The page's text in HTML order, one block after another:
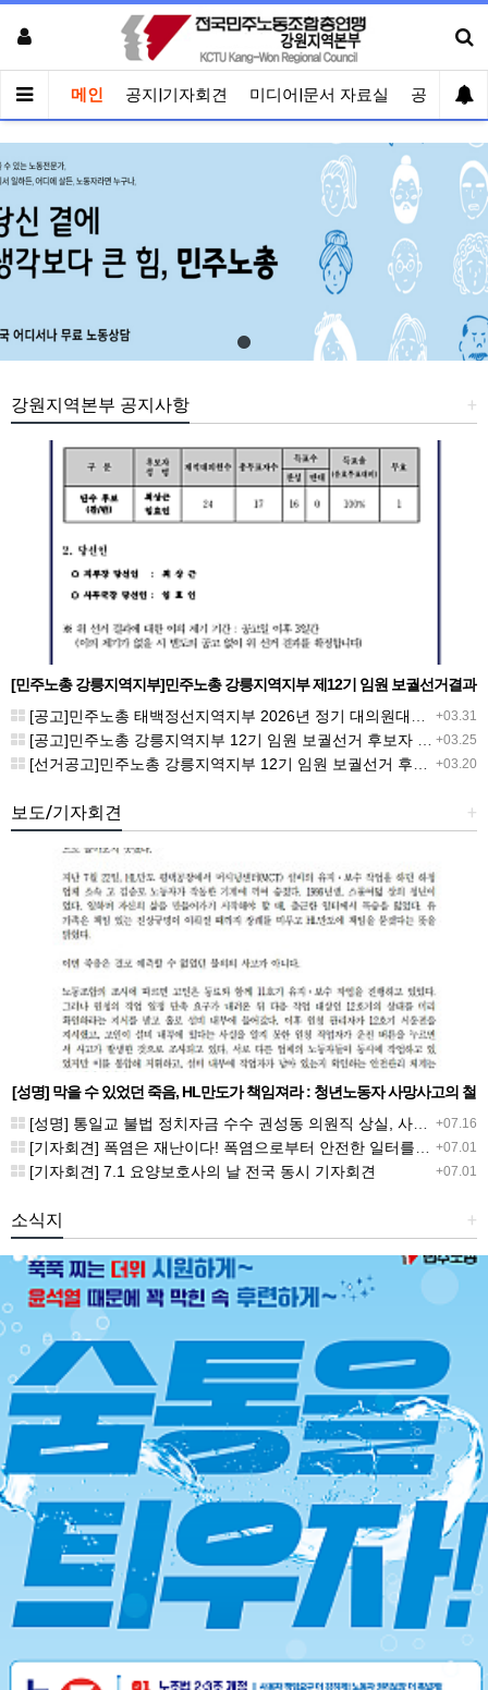
메인 공지|기자회견 미디어|문서 자료실 공유게시
+
강원지역본부 공지사항
[민주노총 강릉지역지부]민주노총 강릉지역지부 제12기 임원 보궐선거결과
공고
+03.31
[공고]민주노총 태백정선지역지부 2026년 정기 대의원대회 재소집 건
+03.25
[공고]민주노총 강릉지역지부 12기 임원 보궐선거 후보자 확정 공고
+03.20
[선거공고]민주노총 강릉지역지부 12기 임원 보궐선거 후보 등록 기간 연장 공고
+
보도/기자회견
[성명] 막을 수 있었던 죽음, HL만도가 책임져라 : 청년노동자 사망사고의 철
저한 진상규명과 재발방지 대책 마련하라
+07.16
[성명] 통일교 불법 정치자금 수수 권성동 의원직 상실, 사필귀정이다
+07.01
[기자회견] 폭염은 재난이다! 폭염으로부터 안전한 일터를 위한 민주노총 강원지역본부 폭염감시단 선포 기자회견
+07.01
[기자회견] 7.1 요양보호사의 날 전국 동시 기자회견
+
소식지